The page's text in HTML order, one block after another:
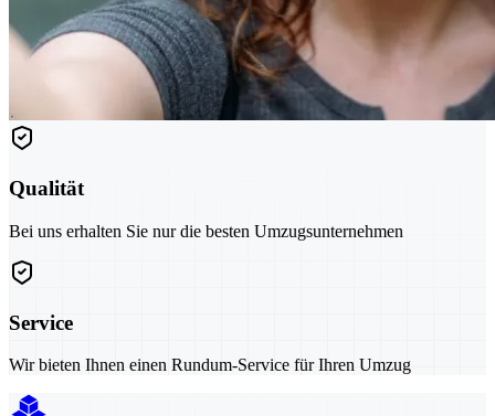
Qualität
Bei uns erhalten Sie nur die besten Umzugsunternehmen
Service
Wir bieten Ihnen einen Rundum-Service für Ihren Umzug